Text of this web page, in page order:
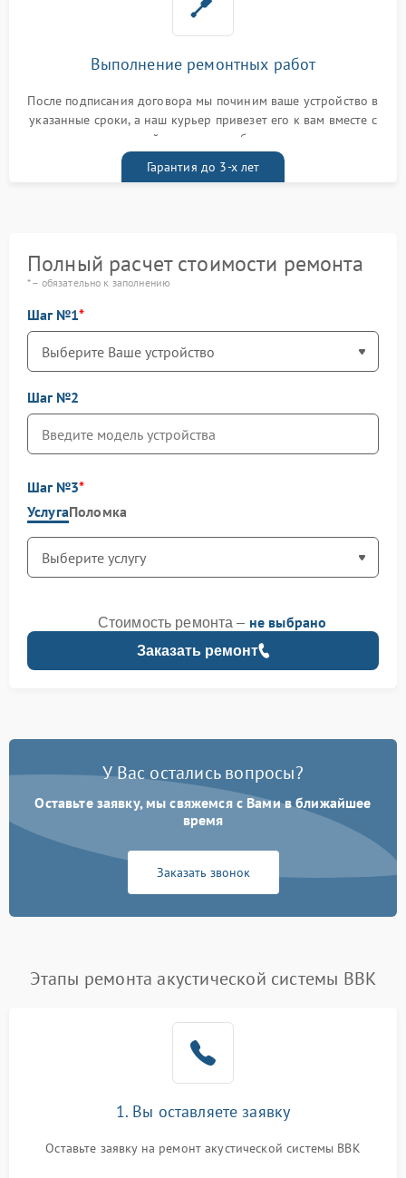
Выполнение ремонтных работ
После подписания договора мы починим ваше устройство в
указанные сроки, а наш курьер привезет его к вам вместе с
гарантийным талоном бесплатно
Гарантия до 3-х лет
Полный расчет стоимости ремонта
* – обязательно к заполнению
Шаг №1
Шаг №2
Шаг №3
УслугаПоломка
Заказать ремонт
Стоимость ремонта – не выбрано
У Вас остались вопросы?
Оставьте заявку, мы свяжемся с Вами в ближайшее
время
Заказать звонок
Этапы ремонта акустической системы BBK
1. Вы оставляете заявку
Оставьте заявку на ремонт акустической системы BBK